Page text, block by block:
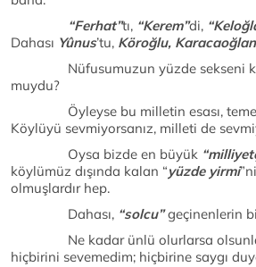
“Ferhat”tı, “Kerem”di,
Dahası Yûnus’tu, Köroğlu, Karacaoğlan
Nüfusumuzun yüzde sekseni
muydu?
Öyleyse bu milletin esası,
Köylüyü sevmiyorsanız, milleti de
Oysa bizde en büyük
köylümüz dışında kalan “yüzde yirmi
olmuşlardır hep.
Dahası, “solcu”geçinenlerin
Ne kadar ünlü olurlarsa olsunlar,
hiçbirini sevemedim; hiçbirine saygı